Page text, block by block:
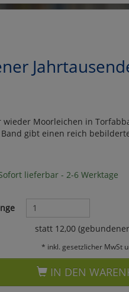
Moorleichen in
gibt einen reich
lieferbar - 2-6 Werktage
statt 12,00
* inkl. gesetzlicher MwSt
IN DEN